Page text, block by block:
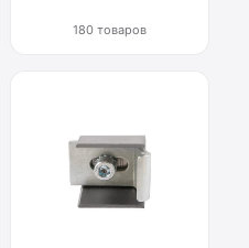
180 товаров